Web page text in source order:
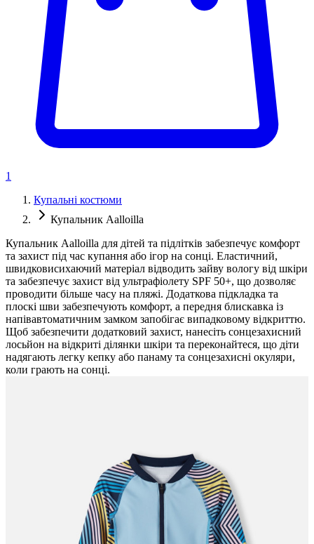
1
Купальні костюми
Купальник Aalloilla
Купальник Aalloilla для дітей та підлітків забезпечує комфорт
та захист під час купання або ігор на сонці. Еластичний,
швидковисихаючий матеріал відводить зайву вологу від шкіри
та забезпечує захист від ультрафіолету SPF 50+, що дозволяє
проводити більше часу на пляжі. Додаткова підкладка та
плоскі шви забезпечують комфорт, а передня блискавка із
напівавтоматичним замком запобігає випадковому відкриттю.
Щоб забезпечити додатковий захист, нанесіть сонцезахисний
лосьйон на відкриті ділянки шкіри та переконайтеся, що діти
надягають легку кепку або панаму та сонцезахисні окуляри,
коли грають на сонці.